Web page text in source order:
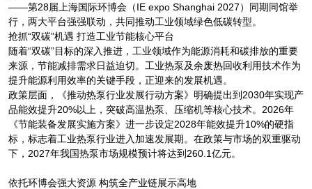
——第28届上海国际环博会（IE expo Shanghai 2027）同期同馆举
行，两大平台强强联动，共同推动工业领域绿色低碳转型。
抢抓“双碳”机遇 打造工业节能核心平台
随着“双碳”目标的深入推进，工业领域作为能源消耗和碳排放的重要
来源，节能减排需求日益迫切。工业热泵及余废热回收利用技术作为
提升能源利用效率的关键手段，正迎来的发展机遇。
政策层面，《推动热泵行业发展行动方案》明确提出到2030年实现产
品能效提升20%以上，突破高温热泵、压缩机等核心技术。2026年
《节能装备发展实施方案》进一步设定2028年能效提升10%的硬指
标，标志着工业热泵行业进入加速发展期。在政策与市场的双重驱动
下，2027年我国热泵市场规模预计将达到260.1亿元。
依托环博会强大资源 构筑全产业链展示高地